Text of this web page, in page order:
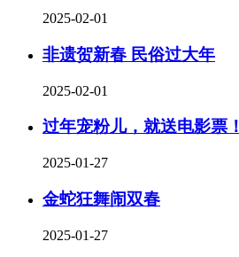
2025-02-01
非遗贺新春 民俗过大年
2025-02-01
过年宠粉儿，就送电影票！
2025-01-27
金蛇狂舞闹双春
2025-01-27